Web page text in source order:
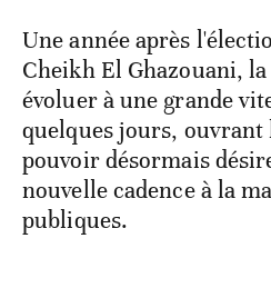
Une année après
Cheikh El Ghazouani,
évoluer à une grande
quelques jours, ouvrant
pouvoir désormais
nouvelle cadence à la
publiques.